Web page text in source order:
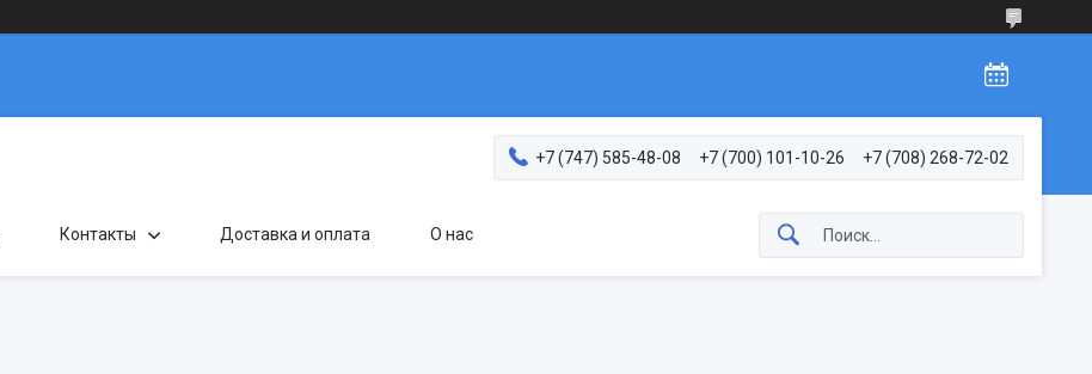
+7 (747) 585-48-08 +7 (700) 101-10-26 +7 (708) 268-72-02
Контакты Доставка и оплата О нас